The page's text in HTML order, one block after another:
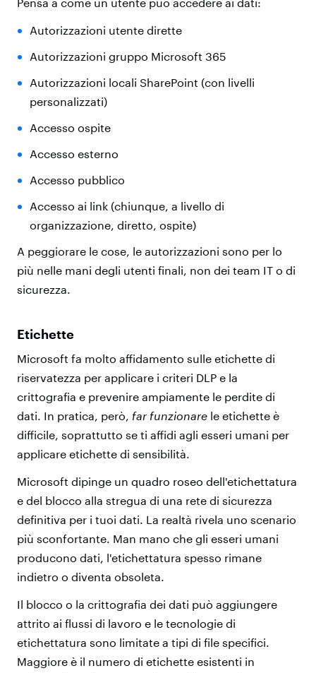
Autorizzazioni utente dirette
Autorizzazioni gruppo Microsoft 365
Autorizzazioni locali SharePoint (con livelli
personalizzati)
Accesso ospite
Accesso esterno
Accesso pubblico
Accesso ai link (chiunque, a livello di
organizzazione, diretto, ospite)
A peggiorare le cose, le autorizzazioni sono per lo
più nelle mani degli utenti finali, non dei team IT o di
sicurezza.
Etichette
Microsoft fa molto affidamento sulle etichette di
riservatezza per applicare i criteri DLP e la
crittografia e prevenire ampiamente le perdite di
dati. In pratica, però, far funzionare le etichette è
difficile, soprattutto se ti affidi agli esseri umani per
applicare etichette di sensibilità.
Microsoft dipinge un quadro roseo dell'etichettatura
e del blocco alla stregua di una rete di sicurezza
definitiva per i tuoi dati. La realtà rivela uno scenario
più sconfortante. Man mano che gli esseri umani
producono dati, l'etichettatura spesso rimane
indietro o diventa obsoleta.
Il blocco o la crittografia dei dati può aggiungere
attrito ai flussi di lavoro e le tecnologie di
etichettatura sono limitate a tipi di file specifici.
Maggiore è il numero di etichette esistenti in